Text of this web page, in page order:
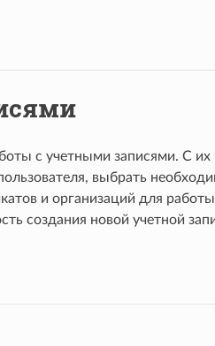
с учетными записями. С
выбрать
и организаций для
создания новой учетной